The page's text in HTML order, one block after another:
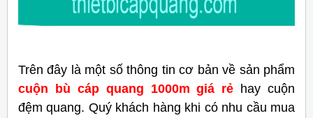
Trên đây là một số thông tin cơ bản về sản phẩm
cuộn bù cáp quang 1000m giá rẻ hay cuộn
đệm quang. Quý khách hàng khi có nhu cầu mua